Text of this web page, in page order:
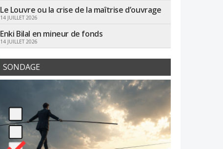
Le Louvre ou la crise de la maîtrise d’ouvrage
14 JUILLET 2026
Enki Bilal en mineur de fonds
14 JUILLET 2026
SONDAGE